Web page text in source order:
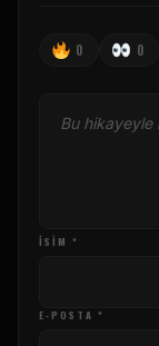
0 0
İSIM *
E-POSTA *